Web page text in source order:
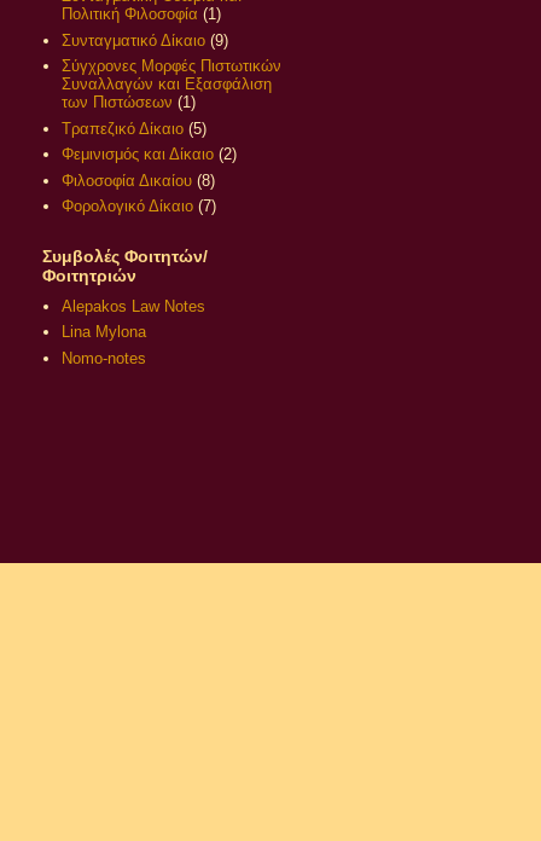
Πολιτική Φιλοσοφία (1)
Συνταγματικό Δίκαιο (9)
Σύγχρονες Μορφές Πιστωτικών
Συναλλαγών και Εξασφάλιση
των Πιστώσεων (1)
Τραπεζικό Δίκαιο (5)
Φεμινισμός και Δίκαιο (2)
Φιλοσοφία Δικαίου (8)
Φορολογικό Δίκαιο (7)
Συμβολές Φοιτητών/
Φοιτητριών
Alepakos Law Notes
Lina Mylona
Nomo-notes